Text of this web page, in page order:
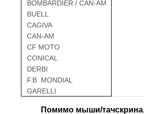
BOMBARDIER / CAN-AM
BUELL
CAGIVA
CAN-AM
CF MOTO
CONICAL
DERBI
F.B. MONDIAL
GARELLI
Помимо мыши/